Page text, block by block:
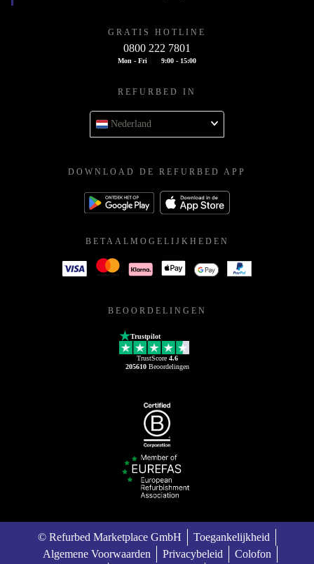
GRATIS HOTLINE
0800 222 7801
Mon - Fri 9:00 - 15:00
REFURBED IN
Nederland
DOWNLOAD DE REFURBED APP
BETAALMOGELIJKHEDEN
BEOORDELINGEN
Trustpilot
TrustScore 4.6
205610Beoordelingen
© Refurbed Marketplace GmbH
Toegankelijkheid
Algemene Voorwaarden
Privacybeleid Colofon